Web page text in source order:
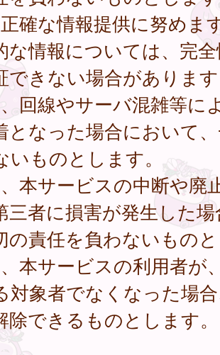
確な情報提供に努めま
な情報については、完
できない場合がありま
回線やサーバ混雑等に
となった場合において
いものとします。
本サービスの中断や廃
三者に損害が発生した
の責任を負わないもの
本サービスの利用者が
対象者でなくなった場
除できるものとします。